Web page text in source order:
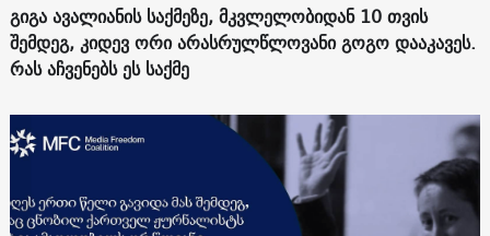
გიგა ავალიანის საქმეზე, მკვლელობიდან 10 თვის
შემდეგ, კიდევ ორი არასრულწლოვანი გოგო დააკავეს.
რას აჩვენებს ეს საქმე